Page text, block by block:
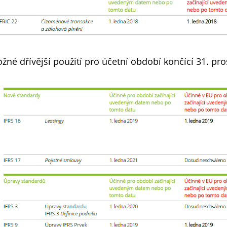
dřívější použití pro účetní období končící 31.